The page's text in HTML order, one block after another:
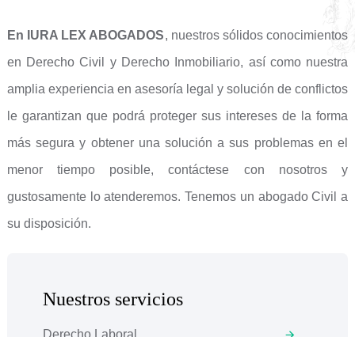
En IURA LEX ABOGADOS, nuestros sólidos conocimientos
en Derecho Civil y Derecho Inmobiliario, así como nuestra
amplia experiencia en asesoría legal y solución de conflictos
le garantizan que podrá proteger sus intereses de la forma
más segura y obtener una solución a sus problemas en el
menor tiempo posible, contáctese con nosotros y
gustosamente lo atenderemos. Tenemos un abogado Civil a
su disposición.
Nuestros servicios
Derecho Laboral